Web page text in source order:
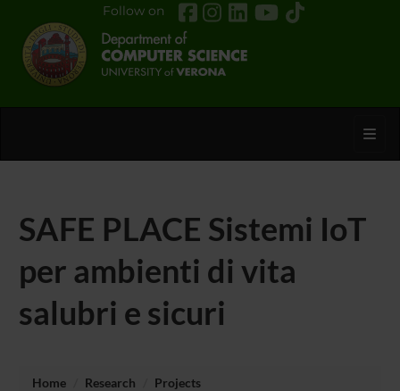
Follow on
SAFE PLACE Sistemi IoT
per ambienti di vita
salubri e sicuri
Home Research
Projects